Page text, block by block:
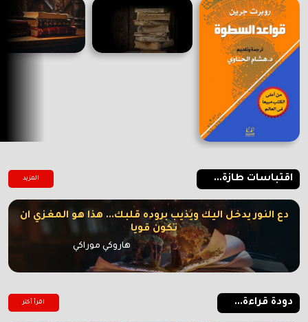
اقتباسات طازة... المزيد
دع النور يدخل اليك ويذيب بروده قلبك... هذا هو المغزي ان
تكون قويا
هاروكي موراكي
دودة قراءة... اقرأ أكتر